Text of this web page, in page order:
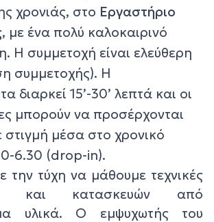
χρονιάς, στο Εργαστήριο
, με ένα πολύ καλοκαιρινό
Η συμμετοχή είναι ελεύθερη
συμμετοχής). Η
διαρκεί 15’-30’ λεπτά και οι
μπορούν να προσέρχονται
μέσα στο χρονικό
6.30 (drop-in).
την τύχη να μάθουμε τεχνικές
και κατασκευών από
υλικά. Ο εμψυχωτής του